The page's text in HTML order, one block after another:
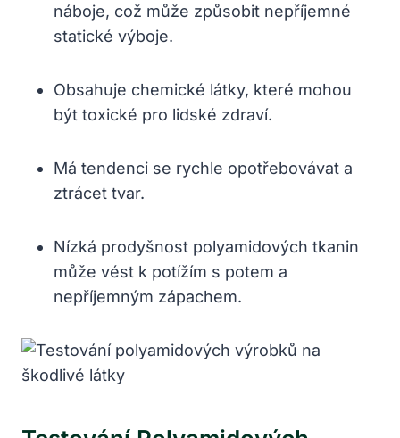
náboje, což může způsobit nepříjemné
statické výboje.
Obsahuje chemické látky, které mohou
být toxické pro lidské zdraví.
Má tendenci se rychle opotřebovávat a
ztrácet tvar.
Nízká prodyšnost polyamidových tkanin
může vést k potížím s potem a
nepříjemným zápachem.